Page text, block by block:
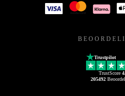
Trustpilot
TrustScore
205492